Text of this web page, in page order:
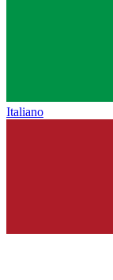
Italiano